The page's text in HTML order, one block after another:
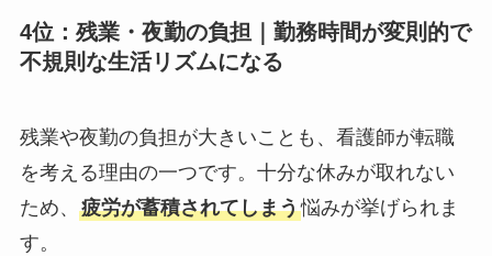
4位：残業・夜勤の負担｜ 勤務時間が変則的で
不規則な生活リズムになる
残業や夜勤の負担が大きいことも、看護師が転職
を考える理由の一つです。十分な休みが取れない
ため、 疲労が蓄積されてしまう悩みが挙げられま
す。